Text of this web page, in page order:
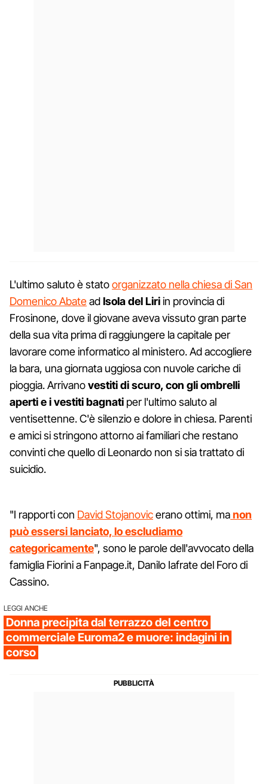
L'ultimo saluto è statoorganizzato nella chiesa di San
Domenico AbateadIsola del Liriin provincia di
Frosinone, dove il giovane aveva vissuto gran parte
della sua vita prima di raggiungere la capitale per
lavorare come informatico al ministero. Ad accogliere
la bara, una giornata uggiosa con nuvole cariche di
pioggia. Arrivanovestiti di scuro, con gli ombrelli
aperti e i vestiti bagnati per l'ultimo saluto al
ventisettenne. C'è silenzio e dolore in chiesa. Parenti
e amici si stringono attorno ai familiari che restano
convinti che quello di Leonardo non si sia trattato di
suicidio.
"I rapporti con David Stojanovicerano ottimi, manon
può essersi lanciato, lo escludiamo
categoricamente", sono le parole dell'avvocato della
famiglia Fiorini a Fanpage.it, Danilo Iafrate del Foro di
Cassino.
LEGGI ANCHE
Donna precipita dal terrazzo del centro
commerciale Euroma2 e muore: indagini in
corso